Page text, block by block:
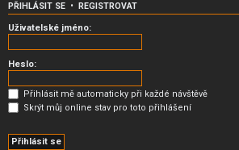
PŘIHLÁSIT SE • REGISTROVAT
Uživatelské jméno:
Heslo:
Přihlásit mě automaticky při každé návštěvě
Skrýt můj online stav pro toto přihlášení